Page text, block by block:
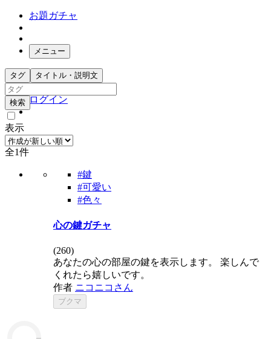
お題ガチャ
メニュー
お題箱
ガチャ検索
ログイン
タグ タイトル・説明文
検索
表示
全1件
#鍵
#可愛い
#色々
心の鍵ガチャ
(260)
あなたの心の部屋の鍵を表示します。 楽しんで
くれたら嬉しいです。
作者 ニコニコさん
ブクマ